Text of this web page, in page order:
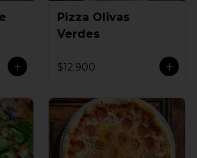
Pizza Olivas
Verdes
$12.900